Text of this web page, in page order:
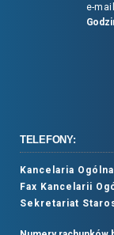
e-
TELEFONY:
Kancelaria
Fax Kancelarii
Sekretariat